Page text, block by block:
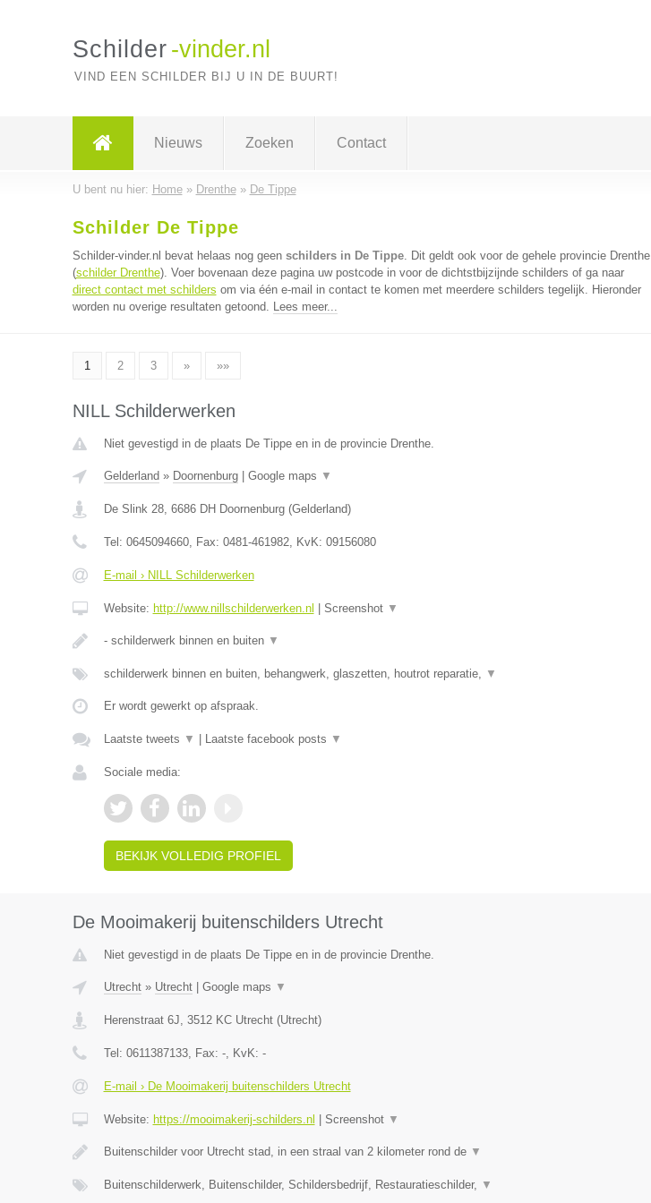
Schilder -vinder.nl
VIND EEN SCHILDER BIJ U IN DE BUURT!
Nieuws Zoeken Contact
U bent nu hier: Home» Drenthe» De Tippe
Schilder De Tippe
Schilder-vinder.nl bevat helaas nog geen schilders in De Tippe. Dit geldt ook voor de gehele provincie Drenthe
(schilder Drenthe). Voer bovenaan deze pagina uw postcode in voor de dichtstbijzijnde schilders of ga naar
direct contact met schilders om via één e-mail in contact te komen met meerdere schilders tegelijk. Hieronder
worden nu overige resultaten getoond. Lees meer...
1 2 3 » »»
NILL Schilderwerken
Niet gevestigd in de plaats De Tippe en in de provincie Drenthe.
Gelderland » Doornenburg| Google maps ▼
De Slink 28, 6686 DH Doornenburg(Gelderland)
Tel: 0645094660, Fax: 0481-461982, KvK: 09156080
E-mail › NILL Schilderwerken
Website: http://www.nillschilderwerken.nl Screenshot ▼
- schilderwerk binnen en buiten ▼
schilderwerk binnen en buiten, behangwerk, glaszetten, houtrot reparatie, ▼
Er wordt gewerkt op afspraak.
Laatste tweets ▼ Laatste facebook posts ▼
Sociale media:
BEKIJK VOLLEDIG PROFIEL
De Mooimakerij buitenschilders Utrecht
Niet gevestigd in de plaats De Tippe en in de provincie Drenthe.
Utrecht» Utrecht| Google maps ▼
Herenstraat 6J, 3512 KC Utrecht(Utrecht)
Tel: 0611387133, Fax: -, KvK: -
E-mail › De Mooimakerij buitenschilders Utrecht
Website: https://mooimakerij-schilders.nl Screenshot ▼
Buitenschilder voor Utrecht stad, in een straal van 2 kilometer rond de ▼
Buitenschilderwerk, Buitenschilder, Schildersbedrijf, Restauratieschilder, ▼